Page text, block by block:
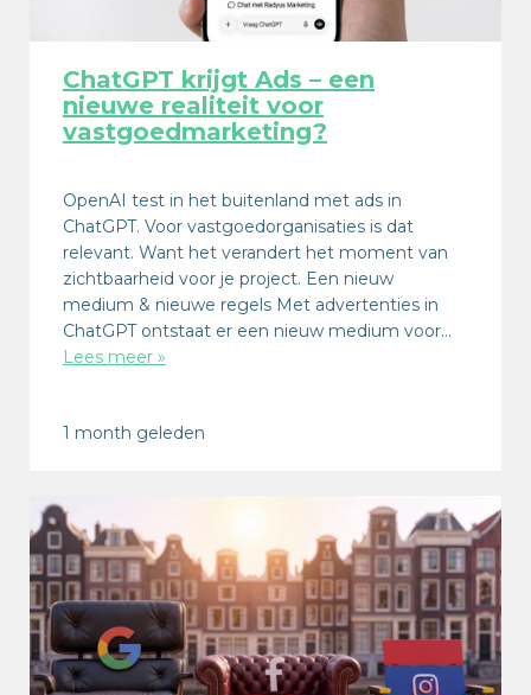
ChatGPT krijgt Ads – een
nieuwe realiteit voor
vastgoedmarketing?
OpenAI test in het buitenland met ads in
ChatGPT. Voor vastgoedorganisaties is dat
relevant. Want het verandert het moment van
zichtbaarheid voor je project. Een nieuw
medium & nieuwe regels Met advertenties in
ChatGPT ontstaat er een nieuw medium voor…
Lees meer »
1 month geleden